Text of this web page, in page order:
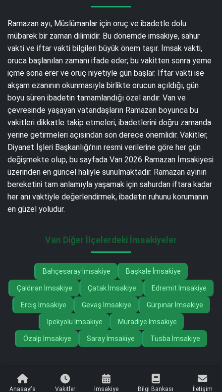
Ramazan ayı, Müslümanlar için oruç ve ibadetle dolu
mübarek bir zaman dilimidir. Bu dönemde imsakiye, sahur
vakti ve iftar vakti bilgileri büyük önem taşır. İmsak vakti,
oruca başlanılan zamanı ifade eder; bu vakitten sonra yeme
içme sona erer ve oruç niyetiyle gün başlar. İftar vakti ise
akşam ezanının okunmasıyla birlikte orucun açıldığı, gün
boyu süren ibadetin tamamlandığı özel andır. Van ve
çevresinde yaşayan vatandaşların Ramazan boyunca bu
vakitleri dikkatle takip etmeleri, ibadetlerini doğru zamanda
yerine getirmeleri açısından son derece önemlidir. Vakitler,
Diyanet İşleri Başkanlığı’nın resmi verilerine göre her gün
değişmekte olup, bu sayfada Van 2026 Ramazan İmsakiyesi
üzerinden en güncel haliyle sunulmaktadır. Ramazan ayının
bereketini tam anlamıyla yaşamak için sahurdan iftara kadar
her anı vaktiyle değerlendirmek, ibadetin ruhunu korumanın
en güzel yoludur.
Van Diğer İlçelerdeki İmsakiyeler
Bahçesaray İmsakiye Başkale İmsakiye
Çaldıran İmsakiye Çatak İmsakiye Edremit İmsakiye
Erciş İmsakiye Gevaş İmsakiye Gürpınar İmsakiye
İpekyolu İmsakiye Muradiye İmsakiye
Özalp İmsakiye Saray İmsakiye Tusba İmsakiye
Anasayfa Vakitler İmsakiye Bilgi Bankası İletişim